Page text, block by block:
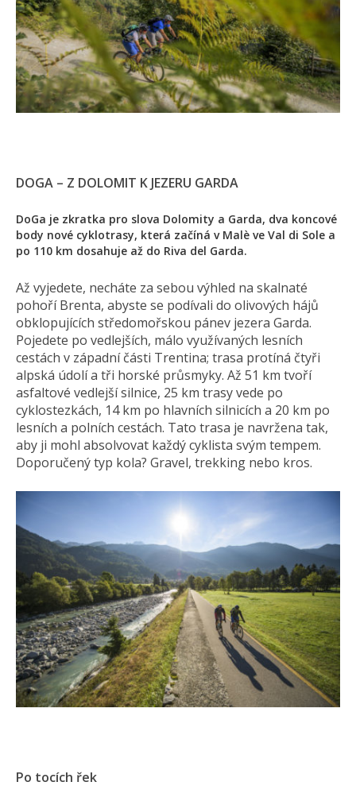
DOGA – Z DOLOMIT K JEZERU GARDA
DoGa je zkratka pro slova Dolomity a Garda, dva koncové
body nové cyklotrasy, která začíná v Malè ve Val di Sole a
po 110 km dosahuje až do Riva del Garda.
Až vyjedete, necháte za sebou výhled na skalnaté
pohoří Brenta, abyste se podívali do olivových hájů
obklopujících středomořskou pánev jezera Garda.
Pojedete po vedlejších, málo využívaných lesních
cestách v západní části Trentina; trasa protíná čtyři
alpská údolí a tři horské průsmyky. Až 51 km tvoří
asfaltové vedlejší silnice, 25 km trasy vede po
cyklostezkách, 14 km po hlavních silnicích a 20 km po
lesních a polních cestách. Tato trasa je navržena tak,
aby ji mohl absolvovat každý cyklista svým tempem.
Doporučený typ kola? Gravel, trekking nebo kros.
Po tocích řek